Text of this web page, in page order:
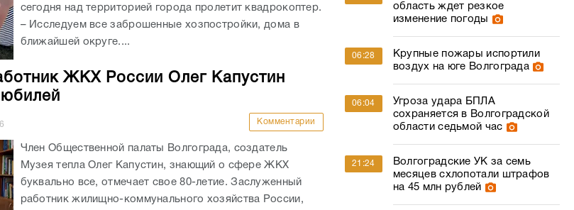
сегодня над территорией города пролетит квадрокоптер.
– Исследуем все заброшенные хозпостройки, дома в
ближайшей округе....
ЖКХ России Олег Капустин
Комментарии
Член Общественной палаты Волгограда, создатель
Музея тепла Олег Капустин, знающий о сфере ЖКХ
буквально все, отмечает свое 80-летие. Заслуженный
работник жилищно-коммунального хозяйства России,
область ждет резкое
изменение погоды
06:28
Крупные пожары испортили
воздух на юге Волгограда
06:04
Угроза удара БПЛА
сохраняется в Волгоградской
области седьмой час
21:24
Волгоградские УК за семь
месяцев схлопотали штрафов
на 45 млн рублей